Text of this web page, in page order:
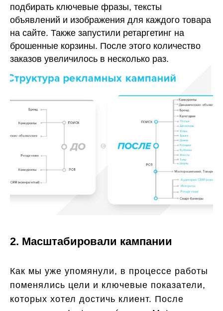
подбирать ключевые фразы, тексты
объявлений и изображения для каждого товара
на сайте. Также запустили ретаргетинг на
брошенные корзины. После этого количество
заказов увеличилось в несколько раз.
2. Масштабировали кампании
Как мы уже упомянули, в процессе работы
поменялись цели и ключевые показатели,
которых хотел достичь клиент. После